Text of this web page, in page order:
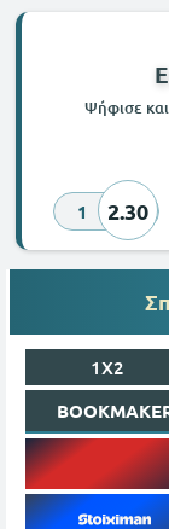
Ψήφισε
1 2.30
1X2